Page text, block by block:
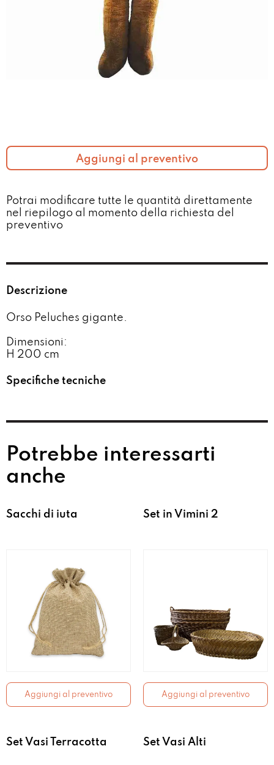
Aggiungi al preventivo
Potrai modificare tutte le quantità direttamente
nel riepilogo al momento della richiesta del
preventivo​
Descrizione
Orso Peluches gigante.
Dimensioni:
H 200 cm
Specifiche tecniche
Potrebbe interessarti
anche
Sacchi di iuta
Aggiungi al preventivo
Set in Vimini 2
Aggiungi al preventivo
Set Vasi Terracotta Set Vasi Alti